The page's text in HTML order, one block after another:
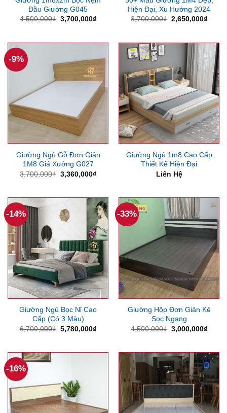
Đầu Giường G045
4,500,000₫ Giá
3,700,000₫Giá
3,700,000₫.
Hiện Đại, Xu Hướng 2024
3,700,000₫ Giá
2,650,000₫Giá
-9%
Giường Ngủ Gỗ Đơn Giản
1M8 Giá Xưởng G027
3,700,000₫ Giá
3,360,000₫Giá
3,360,000₫.
Giường Ngủ 1m8 Cao Cấp
Thiết Kế Hiện Đại
Liên Hệ
-14%
Giường Ngủ Bọc Nỉ Cao
Cấp (Có 3 Màu)
6,700,000₫ Giá
5,780,000₫Giá
5,780,000₫.
-33%
Giường Hộp Đơn Giản Kẻ
Sọc Ngang
4,500,000₫ Giá
3,000,000₫Giá
-16%